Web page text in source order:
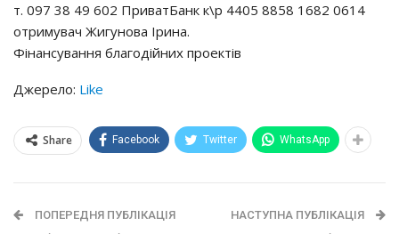
т. 097 38 49 602 ПриватБанк к\р 4405 8858 1682 0614
отримувач Жигунова Ірина.
Фінансування благодійних проектів
Джерело: Like
Share Facebook Twitter WhatsApp
ПОПЕРЕДНЯ ПУБЛІКАЦІЯ НАСТУПНА ПУБЛІКАЦІЯ